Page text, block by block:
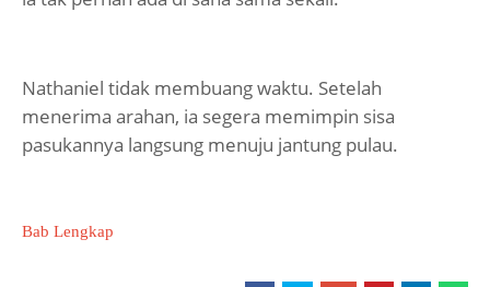
Nathaniel tidak membuang waktu. Setelah
menerima arahan, ia segera memimpin sisa
pasukannya langsung menuju jantung pulau.
Bab Lengkap